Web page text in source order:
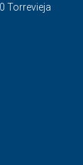
Torrevieja